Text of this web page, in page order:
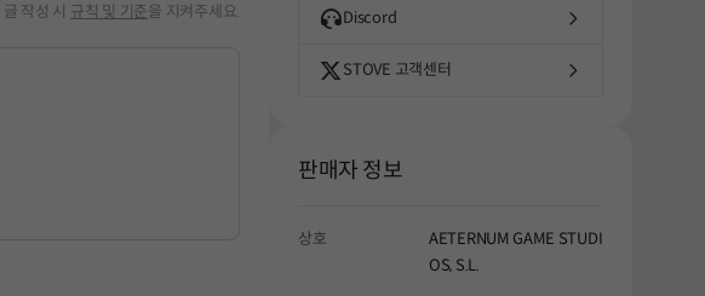
글 작성 시 규칙 및 기준을 지켜주세요. Discord
STOVE 고객센터
판매자 정보
상호
AETERNUM GAME STUDI
OS, S.L.